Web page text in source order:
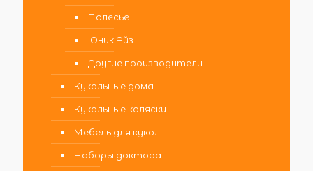
Полесье
Юник Айз
Другие производители
Кукольные дома
Кукольные коляски
Мебель для кукол
Наборы доктора